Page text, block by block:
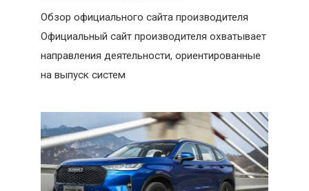
Обзор официального сайта производителя
Официальный сайт производителя охватывает
направления деятельности, ориентированные
на выпуск систем